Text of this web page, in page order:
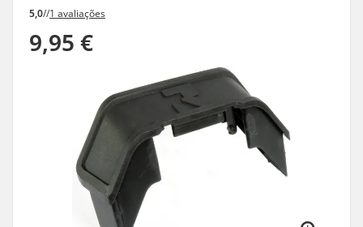
5,0//1 avaliações
9,95 €